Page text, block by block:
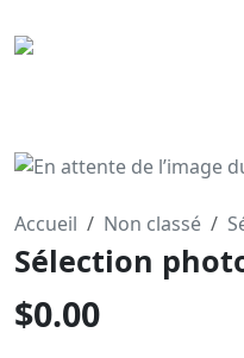
Accueil Non classé
Sélection
$0.00